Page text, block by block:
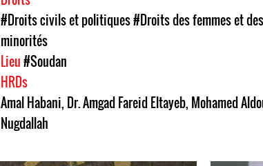
#Droits civils et politiques#Droits des femmes et
minorités
Lieu#Soudan
HRDs
Amal Habani, Dr. Amgad Fareid Eltayeb, Mohamed
Nugdallah